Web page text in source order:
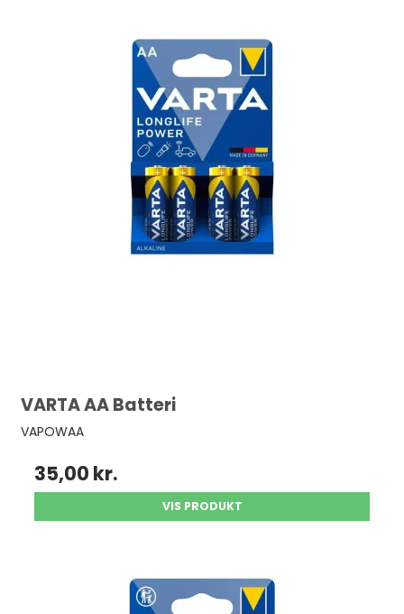
VARTA AA Batteri
VAPOWAA
35,00 kr.
VIS PRODUKT